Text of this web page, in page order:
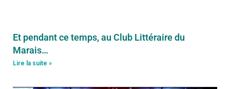
Et pendant ce temps, au Club Littéraire du
Marais…
Lire la suite »